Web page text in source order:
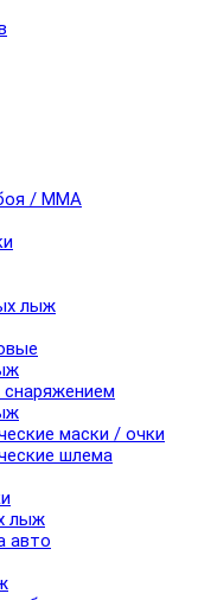
/ ММА
лыж
маски / очки
шлема
лыж
авто